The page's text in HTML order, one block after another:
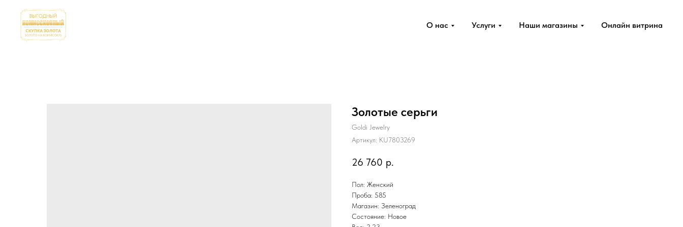
О нас Услуги Наши магазины Онлайн витрина
Золотые серьги
Goldi Jewelry
Артикул: KU7803269
26 760 р.
Пол: Женский
Проба: 585
Магазин: Зеленоград
Состояние: Новое